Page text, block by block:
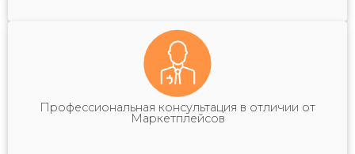
Профессиональная консультация в отличии от
Маркетплейсов